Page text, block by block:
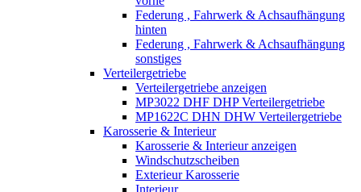
Federung , Fahrwerk & Achsaufhängung
hinten
Federung , Fahrwerk & Achsaufhängung
sonstiges
Verteilergetriebe
Verteilergetriebe anzeigen
MP3022 DHF DHP Verteilergetriebe
MP1622C DHN DHW Verteilergetriebe
Karosserie & Interieur
Karosserie & Interieur anzeigen
Windschutzscheiben
Exterieur Karosserie
Interieur